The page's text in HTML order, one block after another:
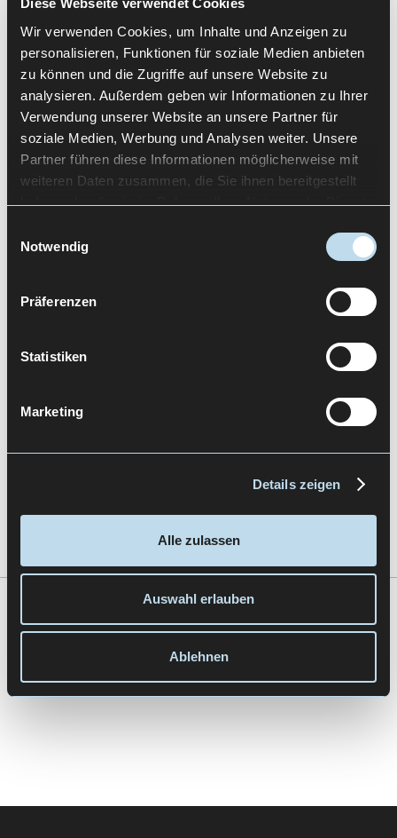
Diese Webseite verwendet Cookies
Wir verwenden Cookies, um Inhalte und Anzeigen zu
personalisieren, Funktionen für soziale Medien anbieten
zu können und die Zugriffe auf unsere Website zu
analysieren. Außerdem geben wir Informationen zu Ihrer
Verwendung unserer Website an unsere Partner für
soziale Medien, Werbung und Analysen weiter. Unsere
Partner führen diese Informationen möglicherweise mit
weiteren Daten zusammen, die Sie ihnen bereitgestellt
haben oder die sie im Rahmen Ihrer Nutzung der Dienste
Notwendig
Präferenzen
Statistiken
Marketing
Details zeigen
Alle zulassen
Auswahl erlauben
Ablehnen
navigation
Basis for further developing interaction and
UI logic in a targeted manner
Let's Talk
Zur Übersicht